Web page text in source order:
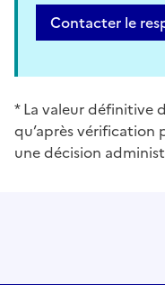
Contacter le
* La valeur définitive
qu’après
une décision